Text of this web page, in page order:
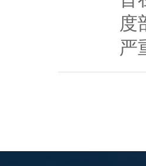
度
严